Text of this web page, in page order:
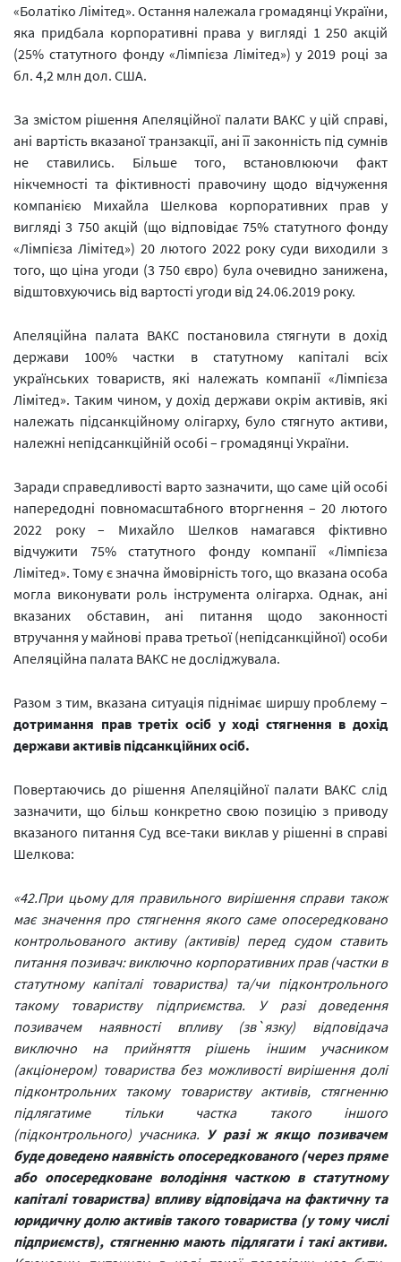
«Болатіко Лімітед». Остання належала громадянці України,
яка придбала корпоративні права у вигляді 1 250 акцій
(25% статутного фонду «Лімпієза Лімітед») у 2019 році за
бл. 4,2 млн дол. США.
За змістом рішення Апеляційної палати ВАКС у цій справі,
ані вартість вказаної транзакції, ані її законність під сумнів
не ставились. Більше того, встановлюючи факт
нікчемності та фіктивності правочину щодо відчуження
компанією Михайла Шелкова корпоративних прав у
вигляді 3 750 акцій (що відповідає 75% статутного фонду
«Лімпієза Лімітед») 20 лютого 2022 року суди виходили з
того, що ціна угоди (3 750 євро) була очевидно занижена,
відштовхуючись від вартості угоди від 24.06.2019 року.
Апеляційна палата ВАКС постановила стягнути в дохід
держави 100% частки в статутному капіталі всіх
українських товариств, які належать компанії «Лімпієза
Лімітед». Таким чином, у дохід держави окрім активів, які
належать підсанкційному олігарху, було стягнуто активи,
належні непідсанкційній особі – громадянці України.
Заради справедливості варто зазначити, що саме цій особі
напередодні повномасштабного вторгнення – 20 лютого
2022 року – Михайло Шелков намагався фіктивно
відчужити 75% статутного фонду компанії «Лімпієза
Лімітед». Тому є значна ймовірність того, що вказана особа
могла виконувати роль інструмента олігарха. Однак, ані
вказаних обставин, ані питання щодо законності
втручання у майнові права третьої (непідсанкційної) особи
Апеляційна палата ВАКС не досліджувала.
Разом з тим, вказана ситуація піднімає ширшу проблему –
дотримання прав третіх осіб у ході стягнення в дохід
держави активів підсанкційних осіб.
Повертаючись до рішення Апеляційної палати ВАКС слід
зазначити, що більш конкретно свою позицію з приводу
вказаного питання Суд все-таки виклав у рішенні в справі
Шелкова:
«42.При цьому для правильного вирішення справи також
має значення про стягнення якого саме опосередковано
контрольованого активу (активів) перед судом ставить
питання позивач: виключно корпоративних прав (частки в
статутному капіталі товариства) та/чи підконтрольного
такому товариству підприємства. У разі доведення
позивачем наявності впливу (зв`язку) відповідача
виключно на прийняття рішень іншим учасником
(акціонером) товариства без можливості вирішення долі
підконтрольних такому товариству активів, стягненню
підлягатиме тільки частка такого іншого
(підконтрольного) учасника. У разі ж якщо позивачем
буде доведено наявність опосередкованого (через пряме
або опосередковане володіння часткою в статутному
капіталі товариства) впливу відповідача на фактичну та
юридичну долю активів такого товариства (у тому числі
підприємств), стягненню мають підлягати і такі активи.